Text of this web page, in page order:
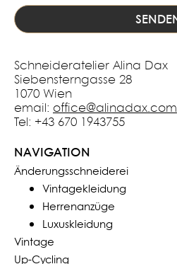
Schneideratelier Alina Dax
Siebensterngasse 28
1070 Wien
email: office@alinadax.com
Tel: +43 670 1943755
NAVIGATION
Änderungsschneiderei
Vintagekleidung
Herrenanzüge
Luxuskleidung
Vintage
Up-Cycling